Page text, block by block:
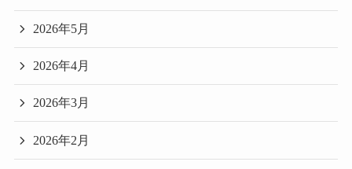
2026年5月
2026年4月
2026年3月
2026年2月